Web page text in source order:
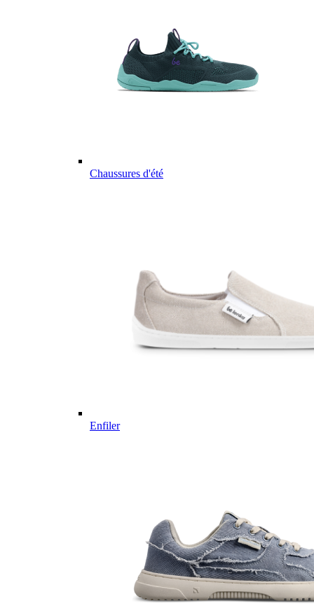
Chaussures d'été
Enfiler